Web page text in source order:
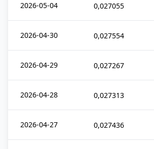
2026-05-04 0,027055
2026-04-30 0,027554
2026-04-29 0,027267
2026-04-28 0,027313
2026-04-27 0,027436